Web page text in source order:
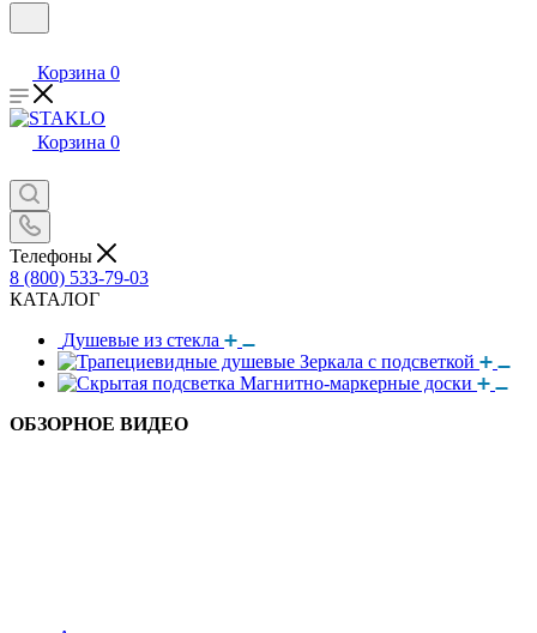
Корзина 0
Корзина 0
Телефоны
8 (800) 533-79-03
КАТАЛОГ
Душевые из стекла
Зеркала с подсветкой
Магнитно-маркерные доски
ОБЗОРНОЕ ВИДЕО